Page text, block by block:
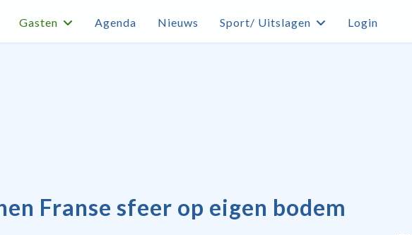
Gasten Agenda Nieuws Sport/ Uitslagen Login
Franse sfeer op eigen bodem